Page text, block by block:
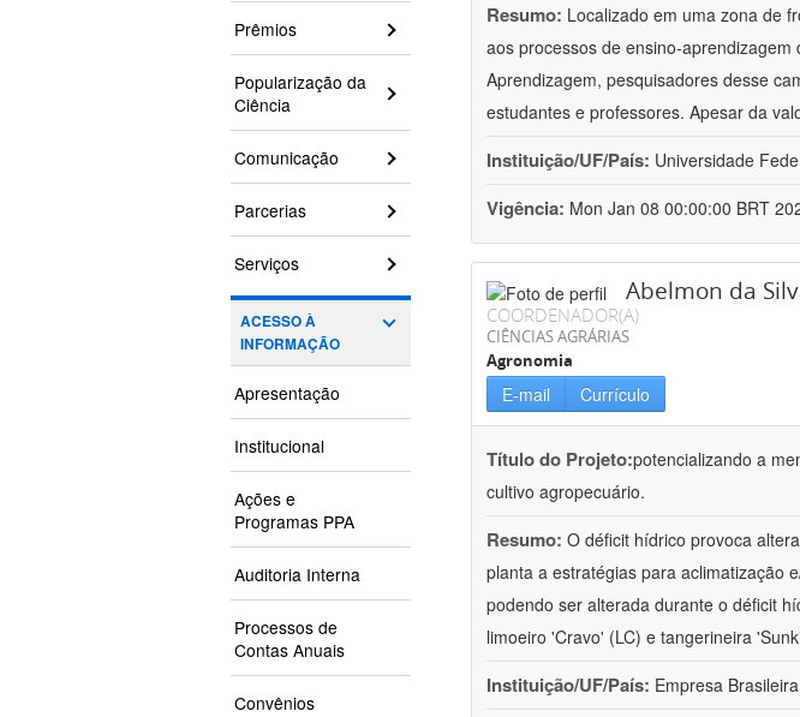
Prêmios
Popularização da
Ciência
Comunicação
Parcerias
Serviços
ACESSO À
INFORMAÇÃO
Apresentação
Institucional
Ações e
Programas PPA
Auditoria Interna
Processos de
Contas Anuais
Convênios
Resumo: Localizado em uma zona de
aos processos de ensino-
Aprendizagem, pesquisadores desse
estudantes e professores. Apesar da
Instituição/UF/País: Universidade
Vigência: Mon Jan 08 00:00:00 BRT
Abelmon da
COORDENADOR(A)
CIÊNCIAS AGRÁRIAS
Agronomia
E-mail Currículo
Título do Projeto:potencializando a
cultivo agropecuário.
Resumo: O déficit hídrico provoca
planta a estratégias para aclimatização
podendo ser alterada durante o déficit
limoeiro 'Cravo' (LC) e tangerineira
Instituição/UF/País: Empresa